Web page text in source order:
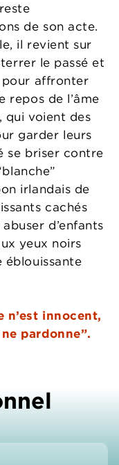
de son acte.
il revient sur
le passé et
pour affronter
repos de l’âme
qui voient des
garder leurs
se briser contre
irlandais de
cachés
d’enfants
yeux noirs
éblouissante
n’est innocent,
pardonne”.